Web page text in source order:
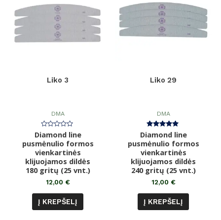
Liko 3
DMA
Įvertinimas:
0
iš
5
Diamond line
pusmėnulio formos
vienkartinės
klijuojamos dildės
180 gritų (25 vnt.)
12,00 €
Į KREPŠELĮ
Liko 29
DMA
Įvertinimas:
5.00
iš 5
Diamond line
pusmėnulio formos
vienkartinės
klijuojamos dildės
240 gritų (25 vnt.)
12,00 €
Į KREPŠELĮ